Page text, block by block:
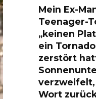
Mein Ex-
Teenager-
„keinen
ein
zerstört
verzweifelt,
Wort